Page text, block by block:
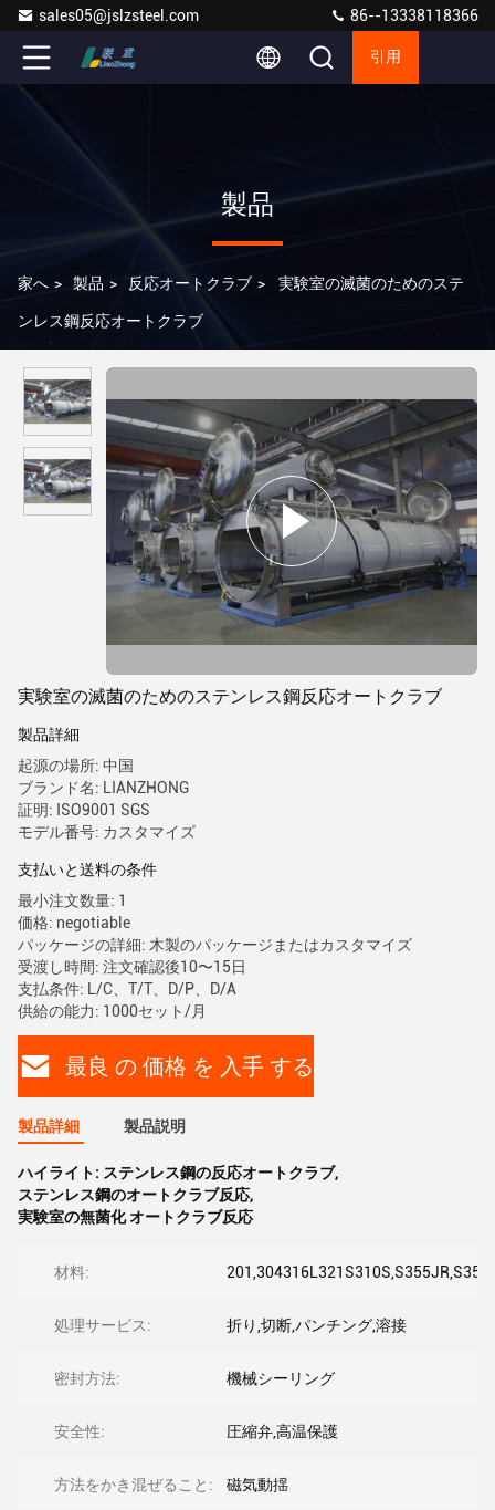
sales05@jslzsteel.com 86--13338118366
引用
製品
家へ > 製品 > 反応オートクラブ > 実験室の滅菌のためのステ
ンレス鋼反応オートクラブ
実験室の滅菌のためのステンレス鋼反応オートクラブ
製品詳細
起源の場所: 中国
ブランド名: LIANZHONG
証明: ISO9001 SGS
モデル番号: カスタマイズ
支払いと送料の条件
最小注文数量: 1
価格: negotiable
パッケージの詳細: 木製のパッケージまたはカスタマイズ
受渡し時間: 注文確認後10〜15日
支払条件: L/C、T/T、D/P、D/A
供給の能力: 1000セット/月
最良 の 価格 を 入手 する
製品詳細 製品説明
ハイライト: ステンレス鋼の反応オートクラブ,
ステンレス鋼のオートクラブ反応,
実験室の無菌化 オートクラブ反応
材料:
処理サービス: 折り,切断,パンチング,溶接
密封方法: 機械シーリング
安全性: 圧縮弁,高温保護
方法をかき混ぜること: 磁気動揺